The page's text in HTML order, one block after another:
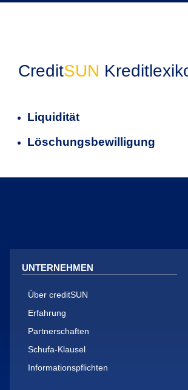
CreditSUN
Liquidität
Löschungsbewilligung
UNTERNEHMEN
Über creditSUN
Erfahrung
Partnerschaften
Schufa-Klausel
Informationspflichten